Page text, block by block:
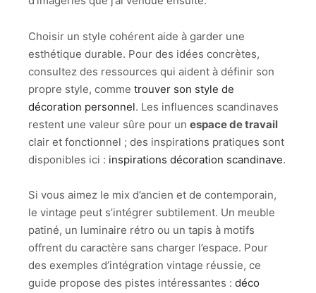
Choisir un style cohérent aide à garder une
esthétique durable. Pour des idées concrètes,
consultez des ressources qui aident à définir son
propre style, comme trouver son style de
décoration personnel. Les influences scandinaves
restent une valeur sûre pour un espace de travail
clair et fonctionnel ; des inspirations pratiques sont
disponibles ici : inspirations décoration scandinave.
Si vous aimez le mix d’ancien et de contemporain,
le vintage peut s’intégrer subtilement. Un meuble
patiné, un luminaire rétro ou un tapis à motifs
offrent du caractère sans charger l’espace. Pour
des exemples d’intégration vintage réussie, ce
guide propose des pistes intéressantes : déco